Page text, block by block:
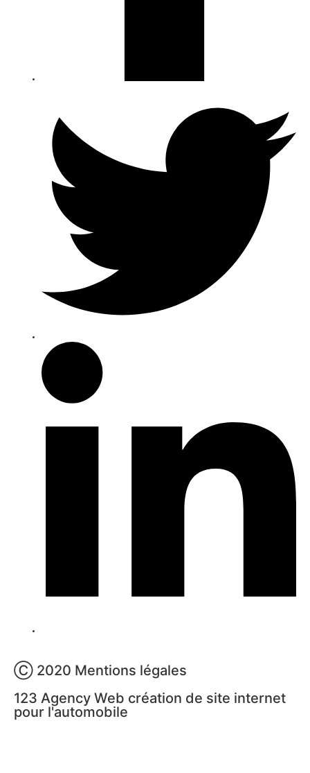
Ⓒ 2020 Mentions légales
123 Agency Web création de site internet
pour l'automobile